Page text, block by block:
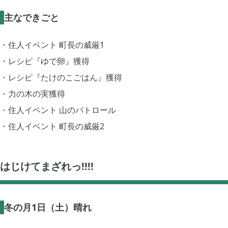
主なできごと
・住人イベント 町長の威厳1
・レシピ『ゆで卵』獲得
・レシピ『たけのこごはん』獲得
・力の木の実獲得
・住人イベント 山のパトロール
・住人イベント 町長の威厳2
はじけてまざれっ!!!!
冬の月1日（土）晴れ
Let's GO! イーブイ
 大乱闘スマブラSP
ポケモン不思議のダンジョン 救助隊DX
 ペーパーマリオ オリガミキング